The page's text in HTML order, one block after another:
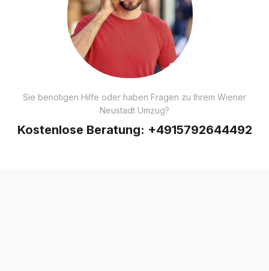
Sie benötigen Hilfe oder haben Fragen zu Ihrem Wiener
Neustadt Umzug?
Kostenlose Beratung: +4915792644492